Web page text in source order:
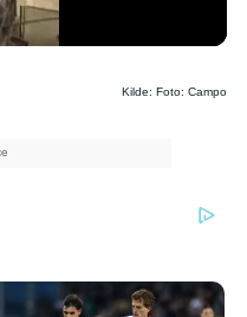
Kilde: Foto: Campo